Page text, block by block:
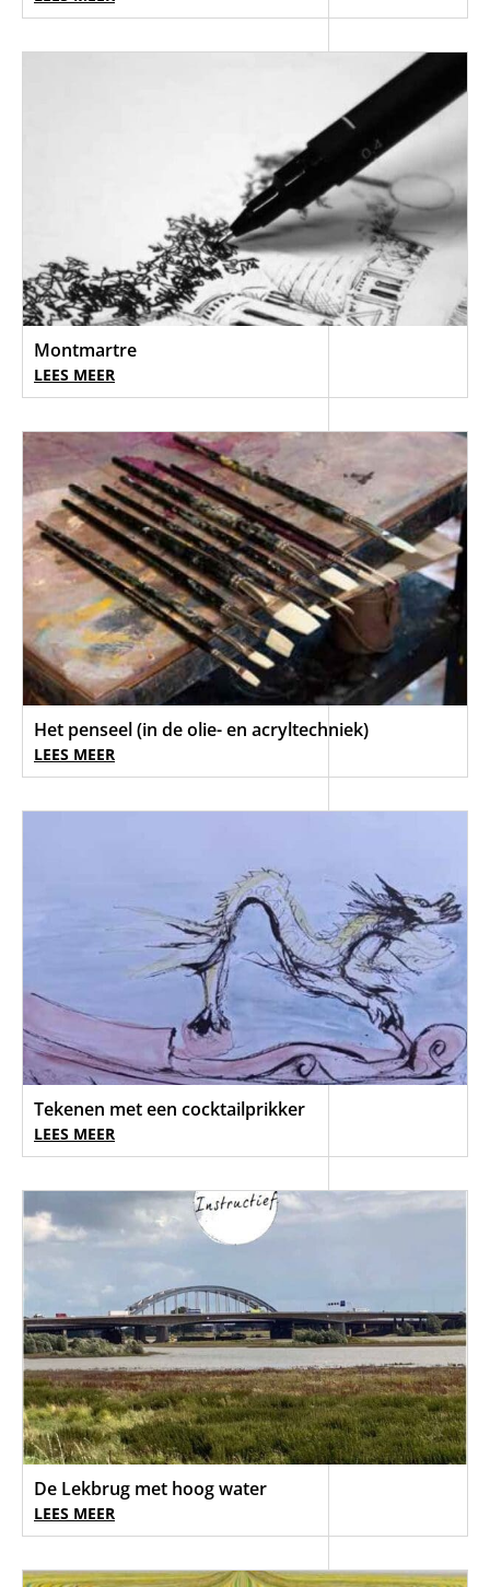
Montmartre
LEES MEER
Het penseel (in de olie- en acryltechniek)
LEES MEER
Tekenen met een cocktailprikker
LEES MEER
De Lekbrug met hoog water
LEES MEER